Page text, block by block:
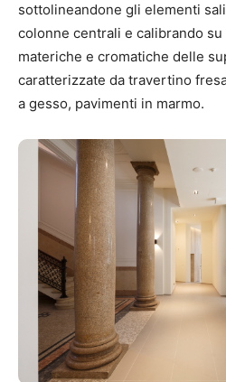
sottolineandone gli elementi
colonne centrali e calibrando
materiche e cromatiche delle
caratterizzate da travertino
a gesso, pavimenti in marmo.